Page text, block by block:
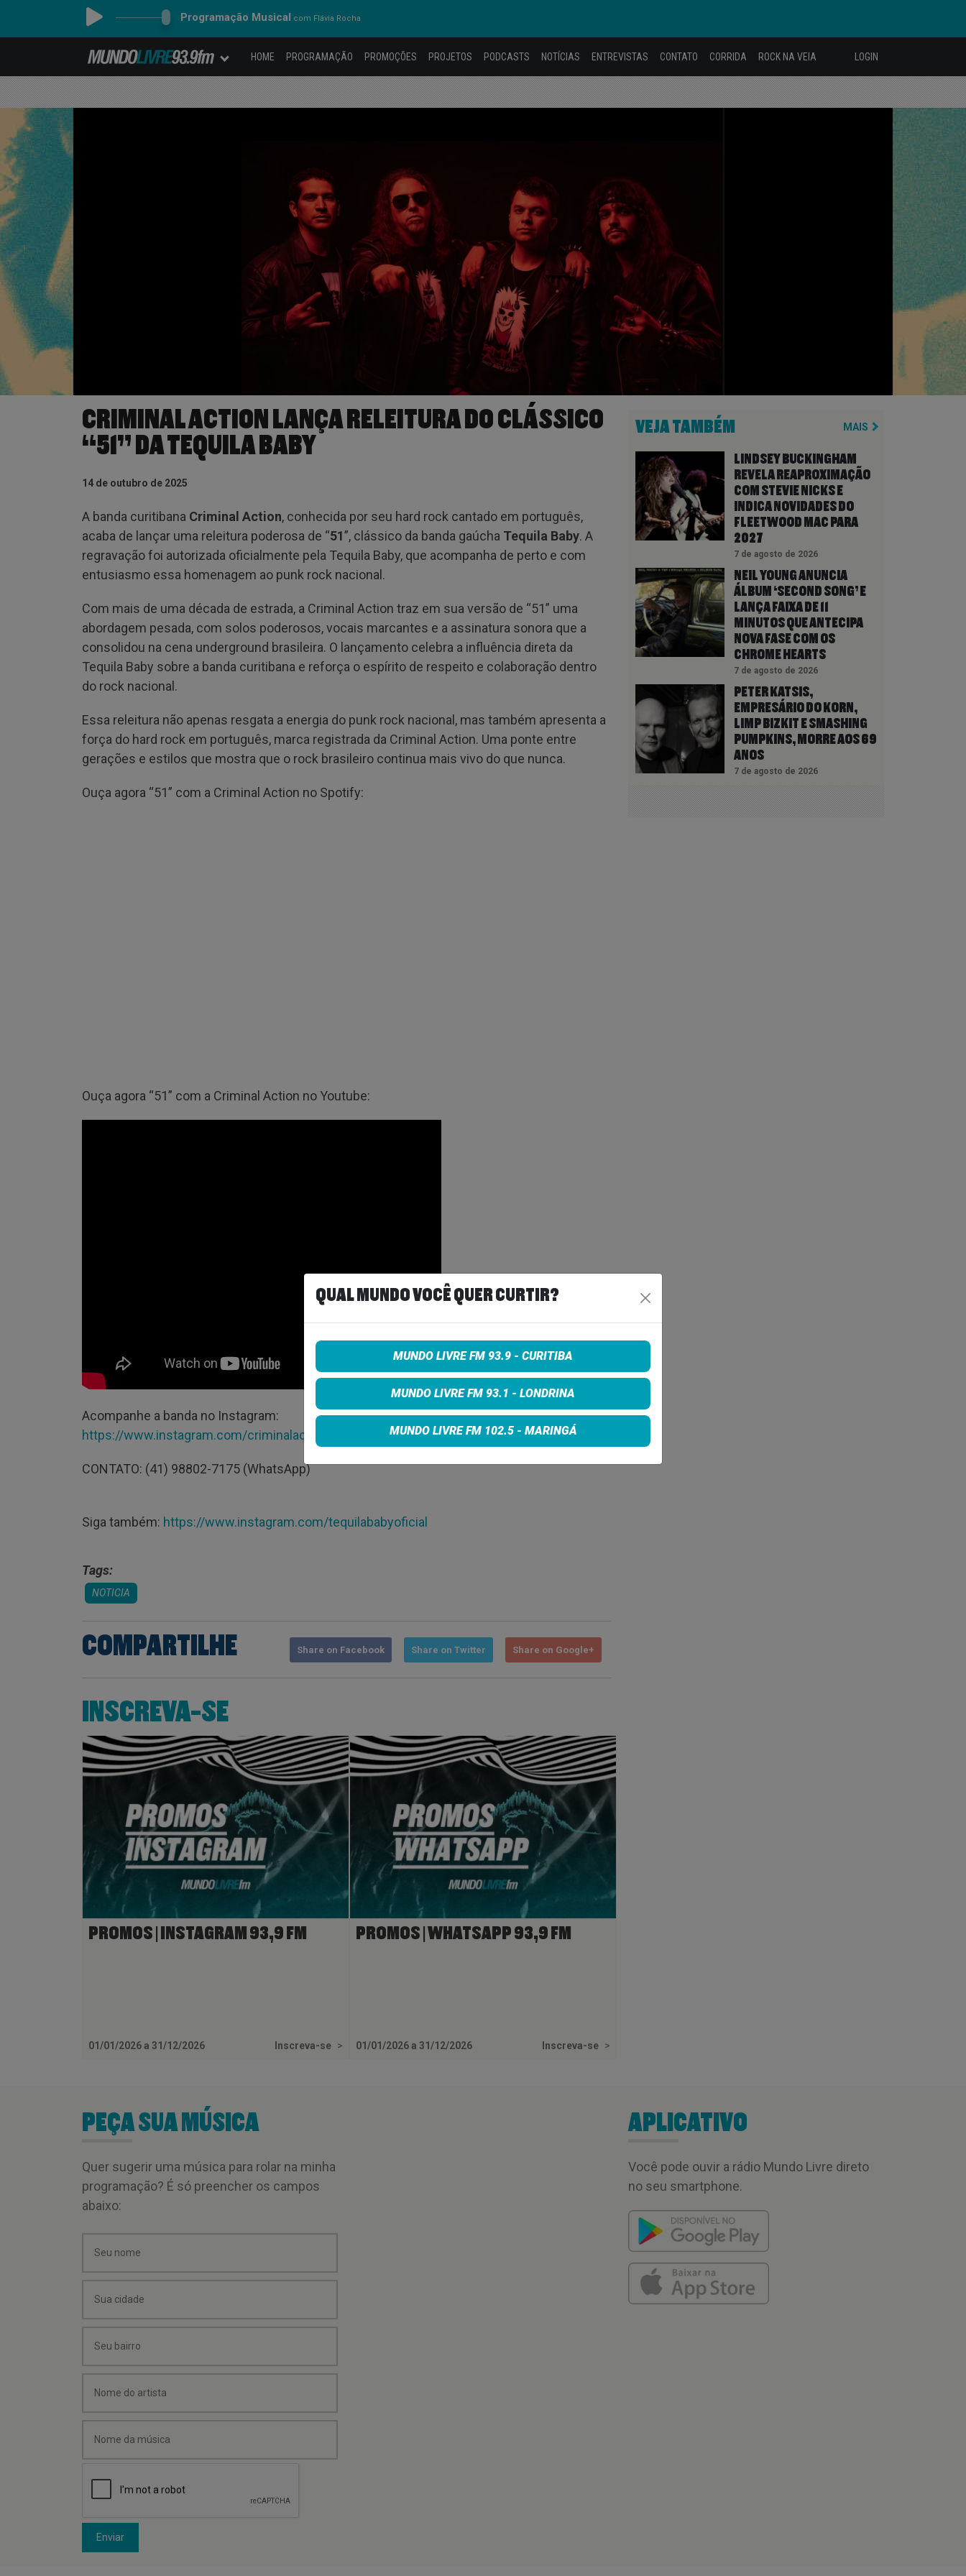
Programação Musical com Flávia Rocha
HOME PROGRAMAÇÃO PROMOÇÕES PROJETOS PODCASTS NOTÍCIAS ENTREVISTAS CONTATO CORRIDA ROCK NA VEIA LOGIN
CRIMINAL ACTION LANÇA RELEITURA DO CLÁSSICO
“51” DA TEQUILA BABY
14 de outubro de 2025
A banda curitibana Criminal Action, conhecida por seu hard rock cantado em português,
acaba de lançar uma releitura poderosa de “51”, clássico da banda gaúcha Tequila Baby. A
regravação foi autorizada oficialmente pela Tequila Baby, que acompanha de perto e com
entusiasmo essa homenagem ao punk rock nacional.
Com mais de uma década de estrada, a Criminal Action traz em sua versão de “51” uma
abordagem pesada, com solos poderosos, vocais marcantes e a assinatura sonora que a
consolidou na cena underground brasileira. O lançamento celebra a influência direta da
Tequila Baby sobre a banda curitibana e reforça o espírito de respeito e colaboração dentro
do rock nacional.
Essa releitura não apenas resgata a energia do punk rock nacional, mas também apresenta a
força do hard rock em português, marca registrada da Criminal Action. Uma ponte entre
gerações e estilos que mostra que o rock brasileiro continua mais vivo do que nunca.
Ouça agora “51” com a Criminal Action no Spotify:
Ouça agora “51” com a Criminal Action no Youtube:
Acompanhe a banda no Instagram:
https://www.instagram.com/criminalactionofficial
CONTATO: (41) 98802-7175 (WhatsApp)
Siga também: https://www.instagram.com/tequilababyoficial
Tags:
NOTICIA
COMPARTILHE Share on Facebook Share on Twitter Share on Google+
VEJA TAMBÉM MAIS
LINDSEY BUCKINGHAM
REVELA REAPROXIMAÇÃO
COM STEVIE NICKS E
INDICA NOVIDADES DO
FLEETWOOD MAC PARA
2027
7 de agosto de 2026
NEIL YOUNG ANUNCIA
ÁLBUM ‘SECOND SONG’ E
LANÇA FAIXA DE 11
MINUTOS QUE ANTECIPA
NOVA FASE COM OS
CHROME HEARTS
7 de agosto de 2026
PETER KATSIS,
EMPRESÁRIO DO KORN,
LIMP BIZKIT E SMASHING
PUMPKINS, MORRE AOS 69
ANOS
7 de agosto de 2026
INSCREVA-SE
PROMOS | INSTAGRAM 93,9 FM
01/01/2026 a 31/12/2026 Inscreva-se >
PROMOS | WHATSAPP 93,9 FM
01/01/2026 a 31/12/2026 Inscreva-se >
PEÇA SUA MÚSICA
Quer sugerir uma música para rolar na minha
programação? É só preencher os campos
abaixo:
Enviar
APLICATIVO
Você pode ouvir a rádio Mundo Livre direto
no seu smartphone.
QUAL MUNDO VOCÊ QUER CURTIR?
MUNDO LIVRE FM 93.9 - CURITIBA
MUNDO LIVRE FM 93.1 - LONDRINA
MUNDO LIVRE FM 102.5 - MARINGÁ